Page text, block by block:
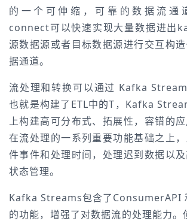
的一个可伸缩，可靠的数据流通
connect可以快速实现大量数据进出
源数据源或者目标数据源进行交互构
据通道。
流处理和转换可以通过 Kafka
也就是构建了ETL中的T，Kafka
上构建高可分布式、拓展性，容错的
在流处理的一系列重要功能基础之上
件事件和处理时间，处理迟到数据以
状态管理。
Kafka Streams包含了ConsumerAPI
的功能，增强了对数据流的处理能力